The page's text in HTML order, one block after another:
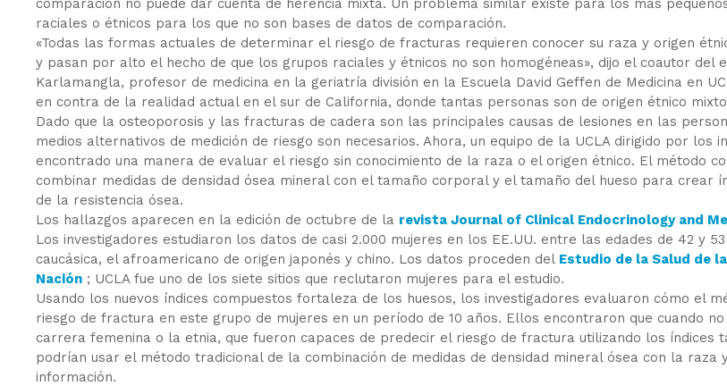
raciales o étnicos para los que no son bases de datos de comparación.
«Todas las formas actuales de determinar el riesgo de fracturas requieren conocer su raza y origen
y pasan por alto el hecho de que los grupos raciales y étnicos no son homogéneas», dijo el coautor del
Karlamangla, profesor de medicina en la geriatría división en la Escuela David Geffen de Medicina en
en contra de la realidad actual en el sur de California, donde tantas personas son de origen étnico
Dado que la osteoporosis y las fracturas de cadera son las principales causas de lesiones en las
medios alternativos de medición de riesgo son necesarios. Ahora, un equipo de la UCLA dirigido por los
encontrado una manera de evaluar el riesgo sin conocimiento de la raza o el origen étnico. El método
combinar medidas de densidad ósea mineral con el tamaño corporal y el tamaño del hueso para crear
de la resistencia ósea.
Los hallazgos aparecen en la edición de octubre de la revista Journal of Clinical Endocrinology and
Los investigadores estudiaron los datos de casi 2.000 mujeres en los EE.UU. entre las edades de 42 y
caucásica, el afroamericano de origen japonés y chino. Los datos proceden del Estudio de la Salud de
Nación ; UCLA fue uno de los siete sitios que reclutaron mujeres para el estudio.
Usando los nuevos índices compuestos fortaleza de los huesos, los investigadores evaluaron cómo el
riesgo de fractura en este grupo de mujeres en un período de 10 años. Ellos encontraron que cuando
carrera femenina o la etnia, que fueron capaces de predecir el riesgo de fractura utilizando los índices
podrían usar el método tradicional de la combinación de medidas de densidad mineral ósea con la raza
información.